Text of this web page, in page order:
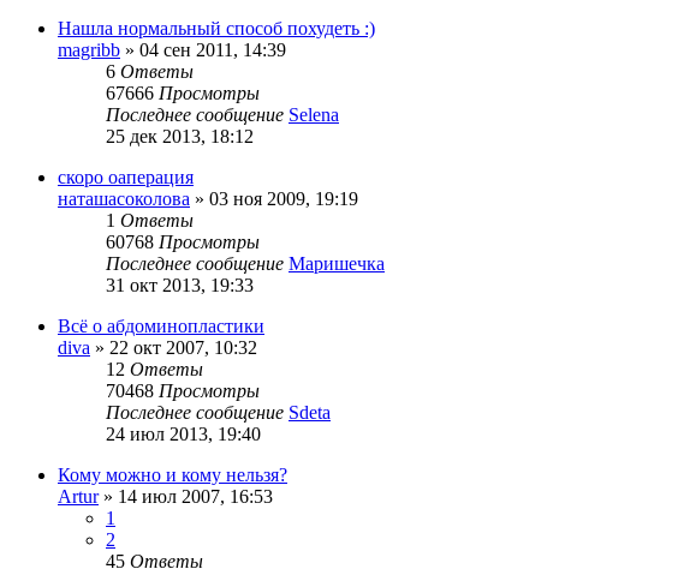
Нашла нормальный способ похудеть :)
magribb » 04 сен 2011, 14:39
6 Ответы
67666 Просмотры
Последнее сообщение Selena
25 дек 2013, 18:12
скоро оаперация
наташасоколова » 03 ноя 2009, 19:19
1 Ответы
60768 Просмотры
Последнее сообщение Маришечка
31 окт 2013, 19:33
Всё о абдоминопластики
diva » 22 окт 2007, 10:32
12 Ответы
70468 Просмотры
Последнее сообщение Sdeta
24 июл 2013, 19:40
Кому можно и кому нельзя?
Artur» 14 июл 2007, 16:53
1
2
45 Ответы